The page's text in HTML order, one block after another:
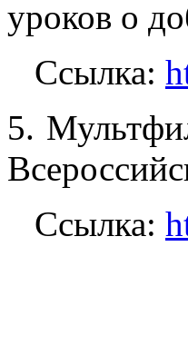
уроков о
Ссылка:
5.
Ссылка: